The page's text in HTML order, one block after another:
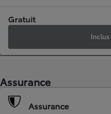
Gratuit
Inclus
Assurance
Assurance